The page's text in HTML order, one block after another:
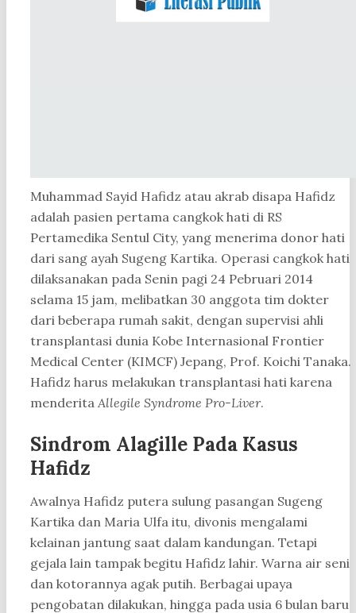
Muhammad Sayid Hafidz atau akrab disapa Hafidz
adalah pasien pertama cangkok hati di RS
Pertamedika Sentul City, yang menerima donor hati
dari sang ayah Sugeng Kartika. Operasi cangkok hati
dilaksanakan pada Senin pagi 24 Pebruari 2014
selama 15 jam, melibatkan 30 anggota tim dokter
dari beberapa rumah sakit, dengan supervisi ahli
transplantasi dunia Kobe Internasional Frontier
Medical Center (KIMCF) Jepang, Prof. Koichi Tanaka.
Hafidz harus melakukan transplantasi hati karena
menderita Allegile Syndrome Pro-Liver.
Sindrom Alagille Pada Kasus
Hafidz
Awalnya Hafidz putera sulung pasangan Sugeng
Kartika dan Maria Ulfa itu, divonis mengalami
kelainan jantung saat dalam kandungan. Tetapi
gejala lain tampak begitu Hafidz lahir. Warna air seni
dan kotorannya agak putih. Berbagai upaya
pengobatan dilakukan, hingga pada usia 6 bulan baru